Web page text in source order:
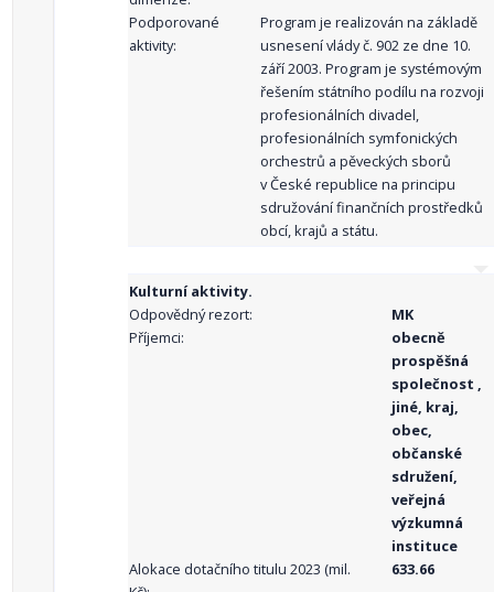
Podporované
aktivity:
Program je realizován na základě
usnesení vlády č. 902 ze dne 10.
září 2003. Program je systémovým
řešením státního podílu na rozvoji
profesionálních divadel,
profesionálních symfonických
orchestrů a pěveckých sborů
v České republice na principu
sdružování finančních prostředků
obcí, krajů a státu.
Kulturní aktivity.
Odpovědný rezort:
MK
Příjemci:
obecně
prospěšná
společnost ,
jiné, kraj,
obec,
občanské
sdružení,
veřejná
výzkumná
instituce
Alokace dotačního titulu 2023 (mil.
633.66